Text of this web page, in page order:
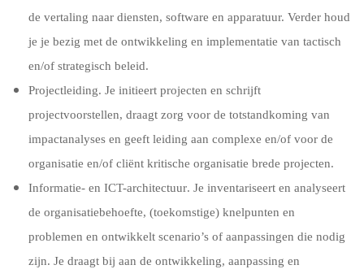
de vertaling naar diensten, software en apparatuur. Verder houd
je je bezig met de ontwikkeling en implementatie van tactisch
en/of strategisch beleid.
Projectleiding. Je initieert projecten en schrijft
projectvoorstellen, draagt zorg voor de totstandkoming van
impactanalyses en geeft leiding aan complexe en/of voor de
organisatie en/of cliënt kritische organisatie brede projecten.
Informatie- en ICT-architectuur. Je inventariseert en analyseert
de organisatiebehoefte, (toekomstige) knelpunten en
problemen en ontwikkelt scenario’s of aanpassingen die nodig
zijn. Je draagt bij aan de ontwikkeling, aanpassing en